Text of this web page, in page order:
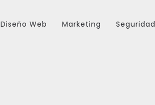
Diseño Web Marketing Seguridad